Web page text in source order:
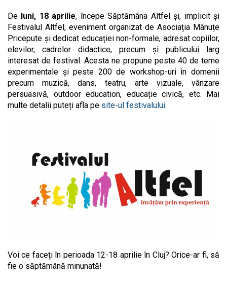
De luni, 18 aprilie, începe Săptămâna Altfel și, implicit și
Festivalul Altfel, eveniment organizat de Asociația Mânuțe
Pricepute și dedicat educației non-formale, adresat copiilor,
elevilor, cadrelor didactice, precum și publicului larg
interesat de festival. Acesta ne propune peste 40 de teme
experimentale și peste 200 de workshop-uri în domenii
precum muzică, dans, teatru, arte vizuale, vânzare
persuasivă, outdoor education, educație civică, etc. Mai
multe detalii puteți afla pe site-ul festivalului.
Voi ce faceți în perioada 12-18 aprilie în Cluj? Orice-ar fi, să
fie o săptămână minunată!